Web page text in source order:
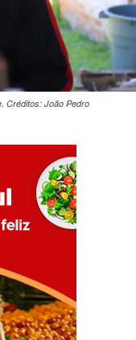
Créditos: João Pedro